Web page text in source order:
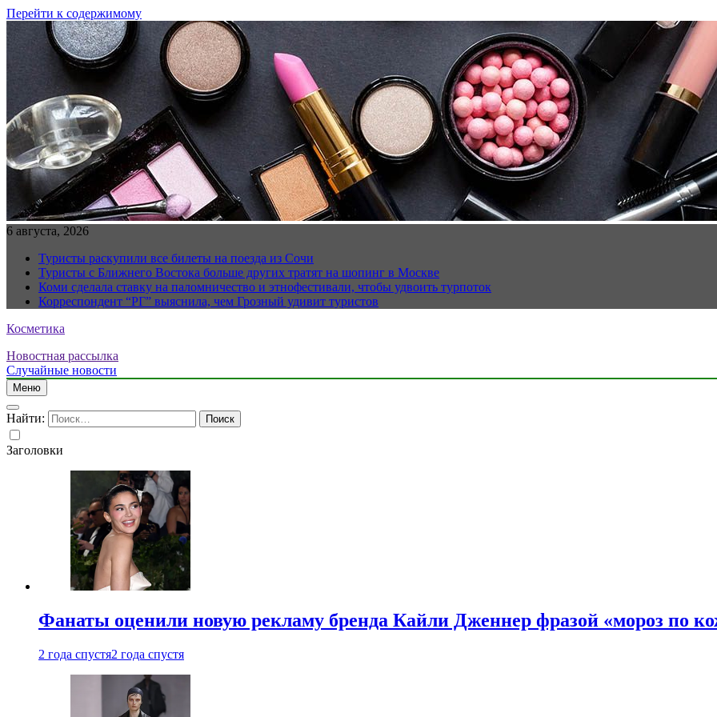
Перейти к содержимому
6 августа, 2026
Туристы раскупили все билеты на поезда из Сочи
Туристы с Ближнего Востока больше других тратят на шопинг в Москве
Коми сделала ставку на паломничество и этнофестивали, чтобы удвоить турпоток
Корреспондент “РГ” выяснила, чем Грозный удивит туристов
Косметика
Новостная рассылка
Случайные новости
Меню
Найти:
Заголовки
Фанаты оценили новую рекламу бренда Кайли Дженнер фразой «мороз по
2 года спустя2 года спустя